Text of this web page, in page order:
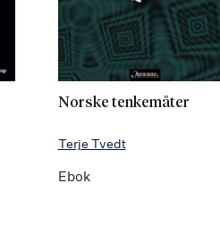
Norske tenkemåter
Terje Tvedt
Ebok